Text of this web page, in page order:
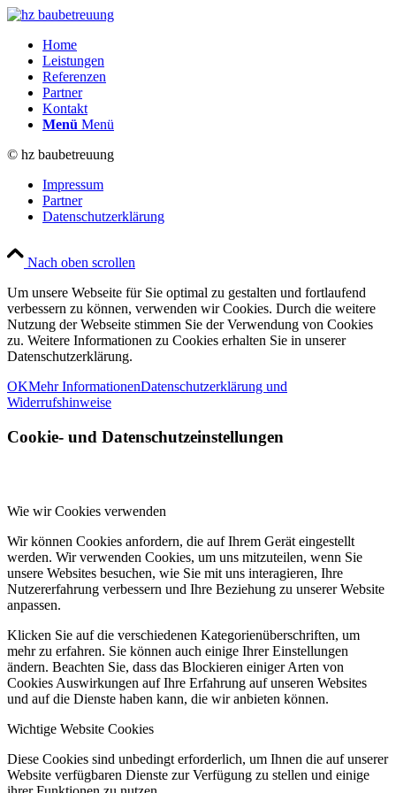
Home
Leistungen
Referenzen
Partner
Kontakt
Menü Menü
© hz baubetreuung
Impressum
Partner
Datenschutzerklärung
Nach oben scrollen
Um unsere Webseite für Sie optimal zu gestalten und fortlaufend
verbessern zu können, verwenden wir Cookies. Durch die weitere
Nutzung der Webseite stimmen Sie der Verwendung von Cookies
zu. Weitere Informationen zu Cookies erhalten Sie in unserer
Datenschutzerklärung.
OKMehr InformationenDatenschutzerklärung und
Widerrufshinweise
Cookie- und Datenschutzeinstellungen
Wie wir Cookies verwenden
Wir können Cookies anfordern, die auf Ihrem Gerät eingestellt
werden. Wir verwenden Cookies, um uns mitzuteilen, wenn Sie
unsere Websites besuchen, wie Sie mit uns interagieren, Ihre
Nutzererfahrung verbessern und Ihre Beziehung zu unserer Website
anpassen.
Klicken Sie auf die verschiedenen Kategorienüberschriften, um
mehr zu erfahren. Sie können auch einige Ihrer Einstellungen
ändern. Beachten Sie, dass das Blockieren einiger Arten von
Cookies Auswirkungen auf Ihre Erfahrung auf unseren Websites
und auf die Dienste haben kann, die wir anbieten können.
Wichtige Website Cookies
Diese Cookies sind unbedingt erforderlich, um Ihnen die auf unserer
Website verfügbaren Dienste zur Verfügung zu stellen und einige